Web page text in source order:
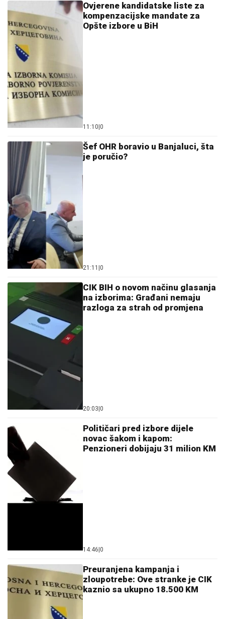
Ovjerene kandidatske liste za
kompenzacijske mandate za
Opšte izbore u BiH
11:10 0
Šef OHR boravio u Banjaluci, šta
je poručio?
21:11 0
CIK BIH o novom načinu glasanja
na izborima: Građani nemaju
razloga za strah od promjena
20:03 0
Političari pred izbore dijele
novac šakom i kapom:
Penzioneri dobijaju 31 milion KM
14:46 0
Preuranjena kampanja i
zloupotrebe: Ove stranke je CIK
kaznio sa ukupno 18.500 KM